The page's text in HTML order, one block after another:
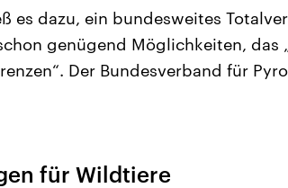
es dazu, ein bundesweites
genügend Möglichkeiten, das
Der Bundesverband für
für Wildtiere